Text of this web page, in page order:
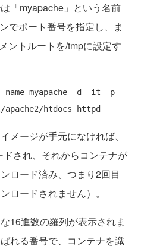
「myapache」という名前
でポート番号を指定し、ま
ントルートを/tmpに設定す
myapache -d -it -p
メージが手元になければ、
され、それからコンテナが
ロード済み、つまり2回目
ロードされません）。
16進数の羅列が表示されま
れる番号で、コンテナを識